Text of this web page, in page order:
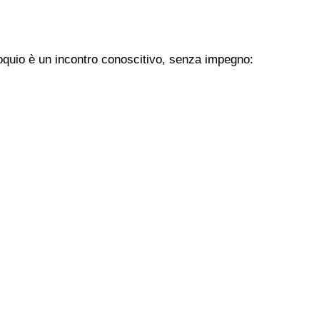
è un incontro conoscitivo, senza impegno: